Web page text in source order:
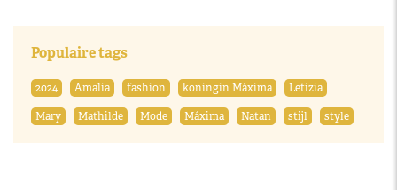
Populaire tags
2024 Amalia fashion koningin Máxima
Letizia
Mary
Mathilde Mode Máxima Natan stijl style